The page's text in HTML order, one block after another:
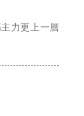
力更上一層